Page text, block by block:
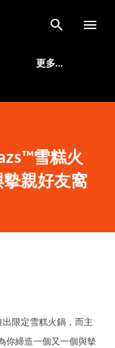
更多…
雪糕火
親好友窩
限定雪糕火鍋，而主
你締造一個又一個與摰